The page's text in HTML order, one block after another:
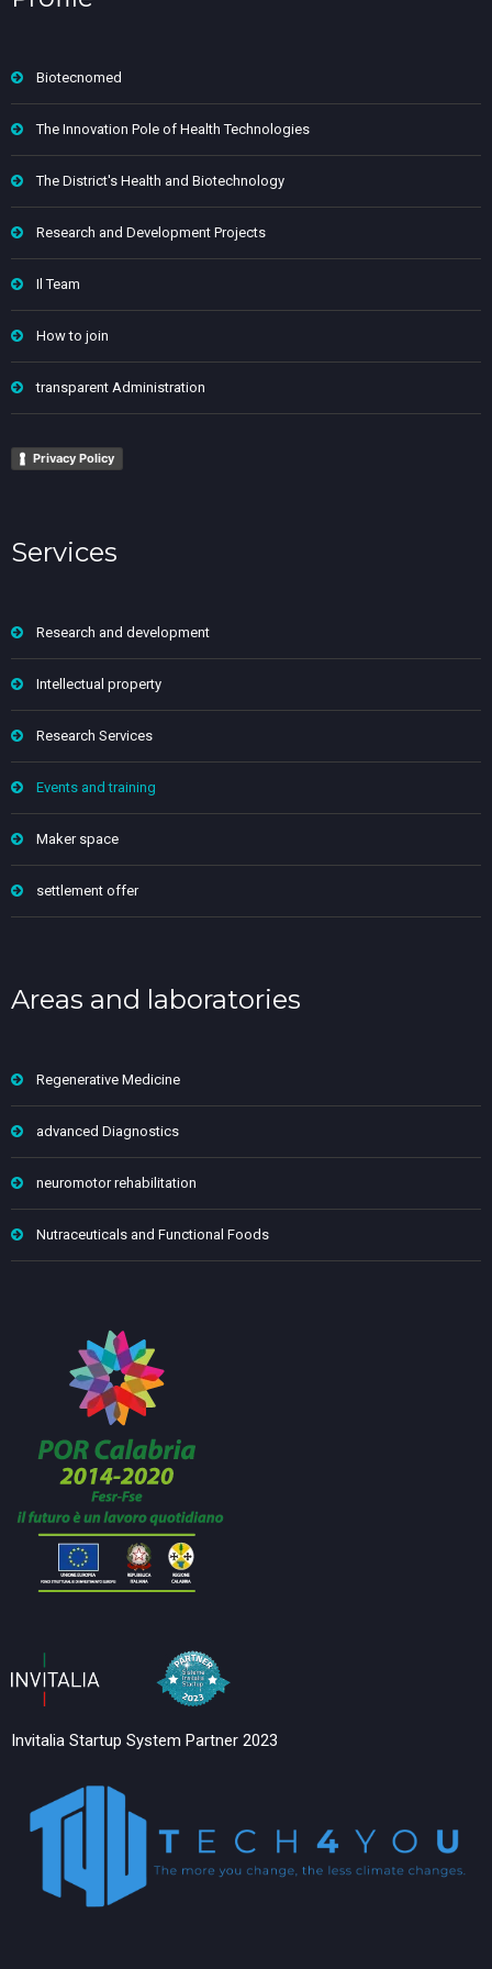
Biotecnomed
The Innovation Pole of Health Technologies
The District's Health and Biotechnology
Research and Development Projects
Il Team
How to join
transparent Administration
Privacy Policy
Services
Research and development
Intellectual property
Research Services
Events and training
Maker space
settlement offer
Areas and laboratories
Regenerative Medicine
advanced Diagnostics
neuromotor rehabilitation
Nutraceuticals and Functional Foods
Invitalia Startup System Partner 2023